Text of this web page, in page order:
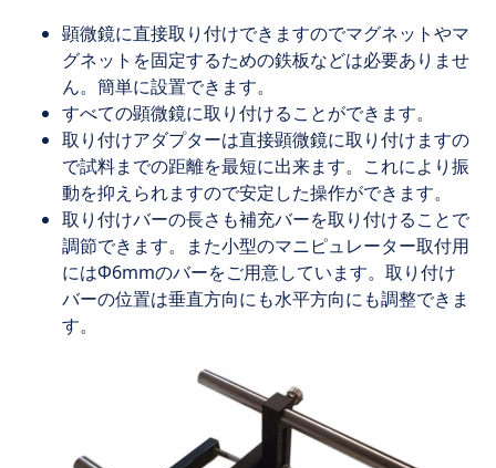
顕微鏡に直接取り付けできますのでマグネットやマ
グネットを固定するための鉄板などは必要ありませ
ん。簡単に設置できます。
すべての顕微鏡に取り付けることができます。
取り付けアダプターは直接顕微鏡に取り付けますの
で試料までの距離を最短に出来ます。これにより振
動を抑えられますので安定した操作ができます。
取り付けバーの長さも補充バーを取り付けることで
調節できます。また小型のマニピュレーター取付用
にはΦ6mmのバーをご用意しています。取り付け
バーの位置は垂直方向にも水平方向にも調整できま
す。